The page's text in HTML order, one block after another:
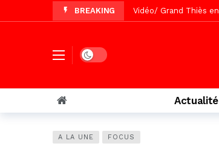
BREAKING Vidéo/ Grand Thiès
Vidéo/Magal Serigne
Vidéo/Chérif Nehma
Tivaouane/L’hôpital
Recomposition
Vidéo/ Préparation
Dark mode
Actualité
A LA UNE FOCUS